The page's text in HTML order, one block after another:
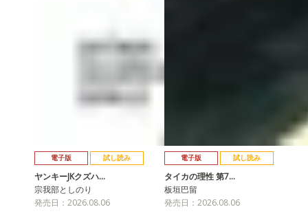
電子版 試し読み
ヤンキーJKクズハ…
宗我部としのり
発売日：2026.08.06
電子版 試し読み
タイカの理性 第7…
板垣巴留
発売日：2026.08.06